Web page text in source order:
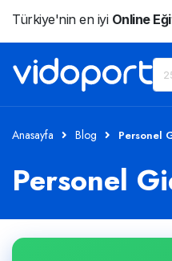
Türkiye'nin en iyi Online
Anasayfa Blog Personel
Personel